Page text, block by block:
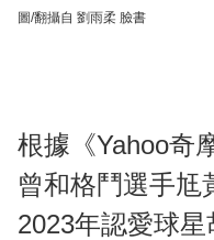
圖/翻攝自 劉雨柔 臉書
根據《Yahoo奇
曾和格鬥選手尪
2023年認愛球星